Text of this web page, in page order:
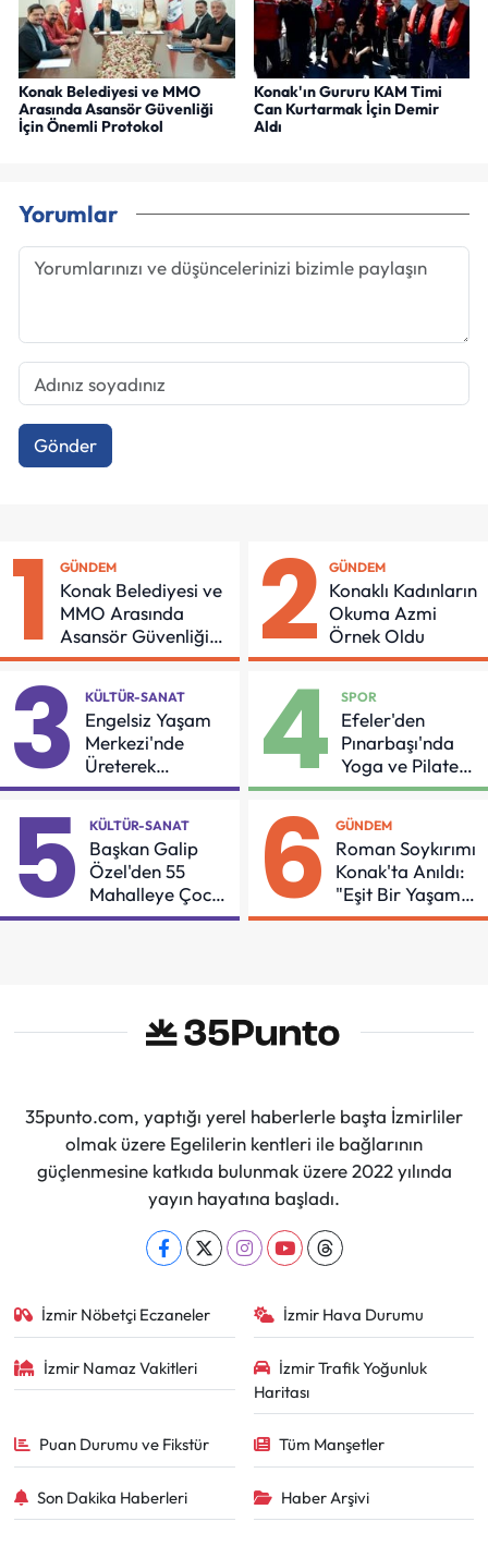
Konak Belediyesi ve MMO
Arasında Asansör Güvenliği
İçin Önemli Protokol
Konak'ın Gururu KAM Timi
Can Kurtarmak İçin Demir
Aldı
Yorumlar
Gönder
1 GÜNDEM
Konak Belediyesi ve
MMO Arasında
Asansör Güvenliği
İçin Önemli Protokol
2 GÜNDEM
Konaklı Kadınların
Okuma Azmi
Örnek Oldu
3 KÜLTÜR-SANAT
Engelsiz Yaşam
Merkezi'nde
Üreterek
Güçleniyorlar
4 SPOR
Efeler'den
Pınarbaşı'nda
Yoga ve Pilates
Buluşması
5 KÜLTÜR-SANAT
Başkan Galip
Özel'den 55
Mahalleye Çocuk
Şenliği
6 GÜNDEM
Roman Soykırımı
Konak'ta Anıldı:
"Eşit Bir Yaşam
İçin Mücadeleyi
35punto.com, yaptığı yerel haberlerle başta İzmirliler
olmak üzere Egelilerin kentleri ile bağlarının
güçlenmesine katkıda bulunmak üzere 2022 yılında
yayın hayatına başladı.
İzmir Nöbetçi Eczaneler İzmir Hava Durumu
İzmir Namaz Vakitleri
İzmir Trafik Yoğunluk
Haritası
Puan Durumu ve Fikstür Tüm Manşetler
Son Dakika Haberleri Haber Arşivi